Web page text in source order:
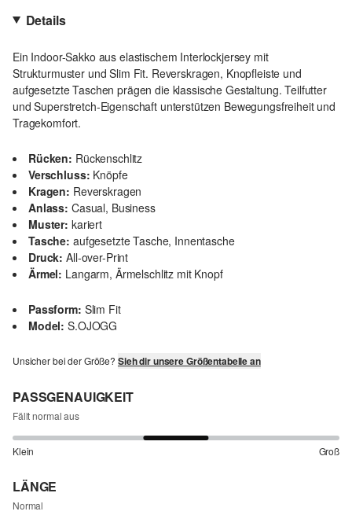
Details
Ein Indoor-Sakko aus elastischem Interlockjersey mit
Strukturmuster und Slim Fit. Reverskragen, Knopfleiste und
aufgesetzte Taschen prägen die klassische Gestaltung. Teilfutter
und Superstretch-Eigenschaft unterstützen Bewegungsfreiheit und
Tragekomfort.
Rücken: Rückenschlitz
Verschluss: Knöpfe
Kragen: Reverskragen
Anlass: Casual, Business
Muster: kariert
Tasche: aufgesetzte Tasche, Innentasche
Druck: All-over-Print
Ärmel: Langarm, Ärmelschlitz mit Knopf
Passform: Slim Fit
Model: S.OJOGG
Unsicher bei der Größe? Sieh dir unsere Größentabelle an
PASSGENAUIGKEIT
Fällt normal aus
Klein Groß
LÄNGE
Normal